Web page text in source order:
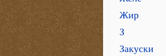
Жир
З
Закуски